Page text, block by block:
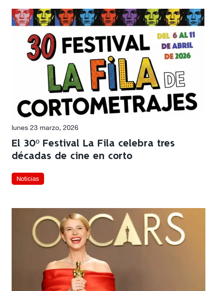
lunes 23 marzo, 2026
El 30º Festival La Fila celebra tres
décadas de cine en corto
Noticias